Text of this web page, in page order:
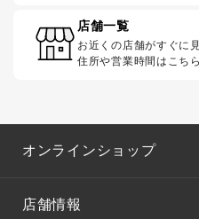
店舗一覧
お近くの店舗がすぐに
住所や営業時間はこち
オンラインショップ
店舗情報